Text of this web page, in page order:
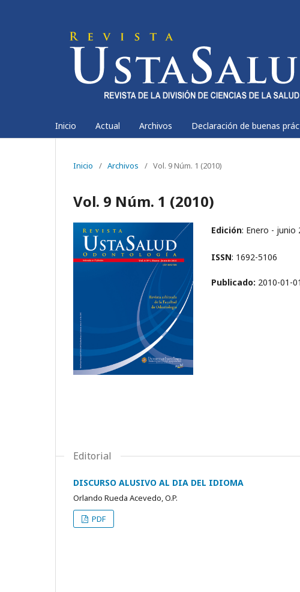
Inicio Actual Archivos Declaración de buenas
Inicio / Archivos / Vol. 9 Núm. 1 (2010)
Vol. 9 Núm. 1 (2010)
Edición: Enero - junio
ISSN: 1692-5106
Publicado: 2010-01-01
Editorial
DISCURSO ALUSIVO AL DIA DEL IDIOMA
Orlando Rueda Acevedo, O.P.
PDF